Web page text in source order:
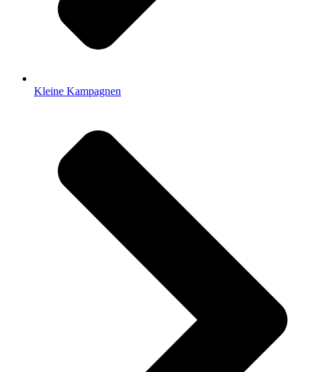
Kleine Kampagnen